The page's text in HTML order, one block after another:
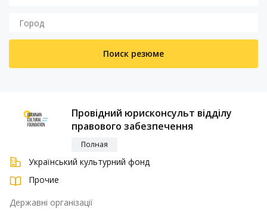
Поиск резюме
Провідний юрисконсульт відділу
правового забезпечення
Полная
Український культурний фонд
Прочие
Державні організації